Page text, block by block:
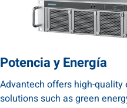
Potencia y Energía
Advantech offers high-
solutions such as green